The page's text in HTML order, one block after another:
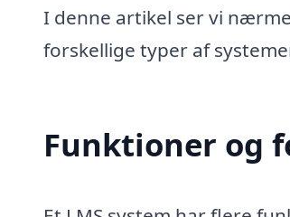
I denne artikel ser vi
forskellige typer af
Funktioner og